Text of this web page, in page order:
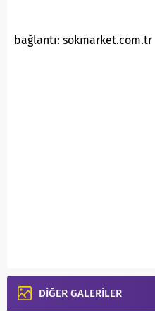
bağlantı: sokmarket.com.tr
DİĞER GALERİLER